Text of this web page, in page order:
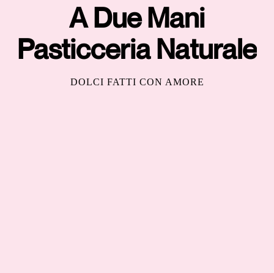
A Due Mani
Pasticceria Naturale
DOLCI FATTI CON AMORE